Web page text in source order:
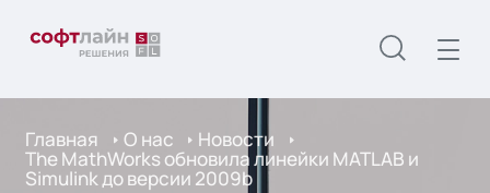
Главная О нас Новости
The MathWorks обновила линейки MATLAB и
Simulink до версии 2009b